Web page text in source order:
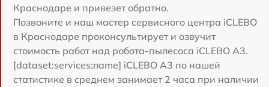
Краснодаре и привезет обратно.
Позвоните и наш мастер сервисного центра iCLEBO
в Краснодаре проконсультирует и озвучит
стоимость работ над робота-пылесоса iCLEBO A3.
[dataset:services:name] iCLEBO A3 по нашей
статистике в среднем занимает 2 часа при наличии